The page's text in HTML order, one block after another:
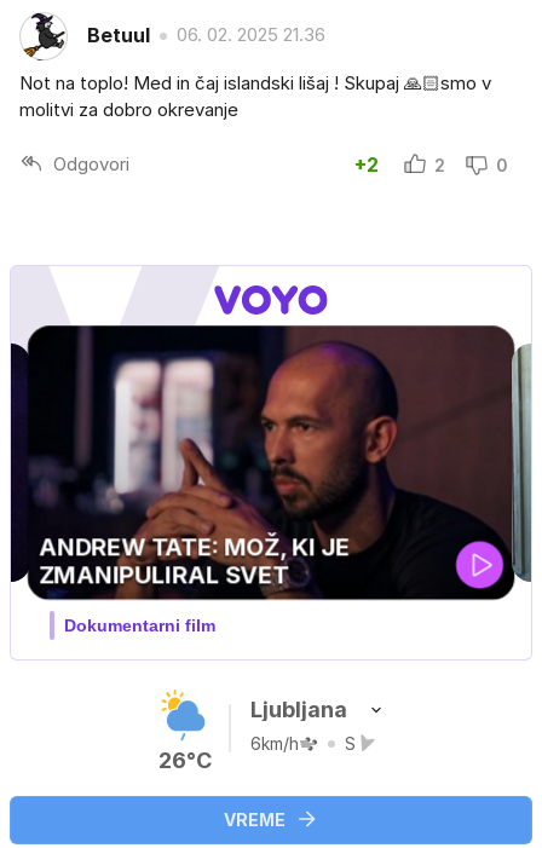
Betuul 06. 02. 2025 21.36
Not na toplo! Med in čaj islandski lišaj ! Skupaj 🙏🏻smo v
molitvi za dobro okrevanje
Odgovori +2 2 0
26°C
Ljubljana
6km/h S
VREME